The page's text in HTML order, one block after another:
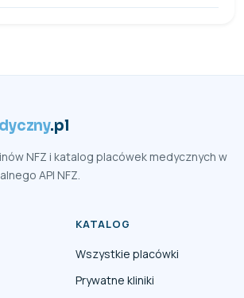
.pl
NFZ i katalog placówek medycznych w
API NFZ.
KATALOG
Wszystkie placówki
Prywatne kliniki